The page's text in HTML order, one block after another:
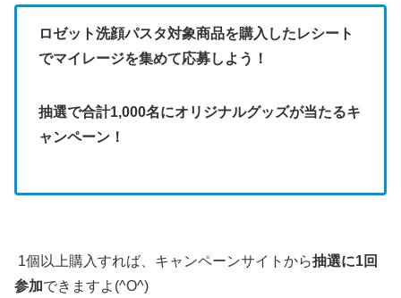
ロゼット洗顔パスタ対象商品を購入したレシート
でマイレージを集めて応募しよう！
抽選で合計1,000名にオリジナルグッズが当たるキ
ャンペーン！
1個以上購入すれば、キャンペーンサイトから抽選に1回
参加できますよ(^O^)